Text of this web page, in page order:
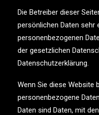
Die Betreiber dieser
persönlichen Daten sehr
personenbezogenen
der gesetzlichen
Datenschutzerklärung.
Wenn Sie diese Website
personenbezogene
Daten sind Daten, mit